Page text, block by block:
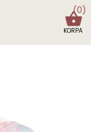
(0)
KORPA